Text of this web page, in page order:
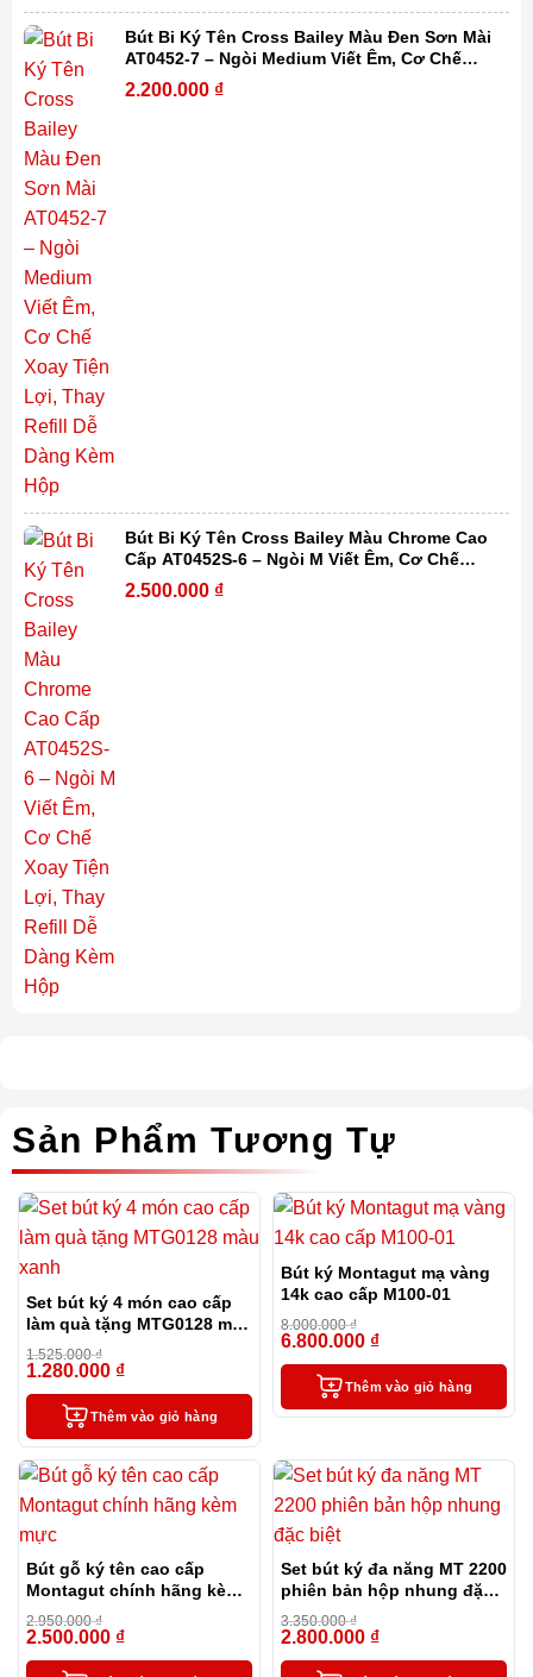
Bút Bi Ký Tên Cross Bailey Màu Đen Sơn Mài
AT0452-7 – Ngòi Medium Viết Êm, Cơ Chế
Xoay Tiện Lợi, Thay Refill Dễ Dàng Kèm Hộp
2.200.000 ₫
Bút Bi Ký Tên Cross Bailey Màu Chrome Cao
Cấp AT0452S-6 – Ngòi M Viết Êm, Cơ Chế
Xoay Tiện Lợi, Thay Refill Dễ Dàng Kèm Hộp
2.500.000 ₫
Sản Phẩm Tương Tự
Set bút ký 4 món cao cấp
làm quà tặng MTG0128 màu
xanh
1.525.000₫
1.280.000 ₫
Thêm vào giỏ hàng
Bút ký Montagut mạ vàng
14k cao cấp M100-01
8.000.000₫
6.800.000 ₫
Thêm vào giỏ hàng
Bút gỗ ký tên cao cấp
Montagut chính hãng kèm
mực
2.950.000₫
2.500.000 ₫
Set bút ký đa năng MT 2200
phiên bản hộp nhung đặc
biệt
3.350.000₫
2.800.000 ₫